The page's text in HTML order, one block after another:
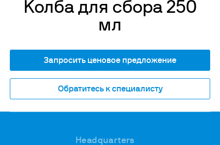
Колба для сбора 250
мл
Запросить ценовое предложение
Обратитесь к специалисту
Headquarters